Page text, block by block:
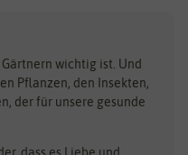
Dürr-Samen
Gärtnern wichtig ist. Und
Pflanzen, den Insekten,
der für unsere gesunde